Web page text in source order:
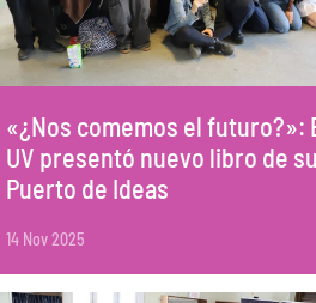
«¿Nos comemos el futuro?»:
UV presentó nuevo libro de
Puerto de Ideas
14 Nov 2025